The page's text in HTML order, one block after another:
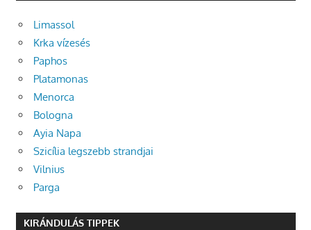
Limassol
Krka vízesés
Paphos
Platamonas
Menorca
Bologna
Ayia Napa
Szicília legszebb strandjai
Vilnius
Parga
KIRÁNDULÁS TIPPEK